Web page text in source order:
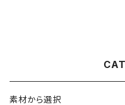
素材から選択